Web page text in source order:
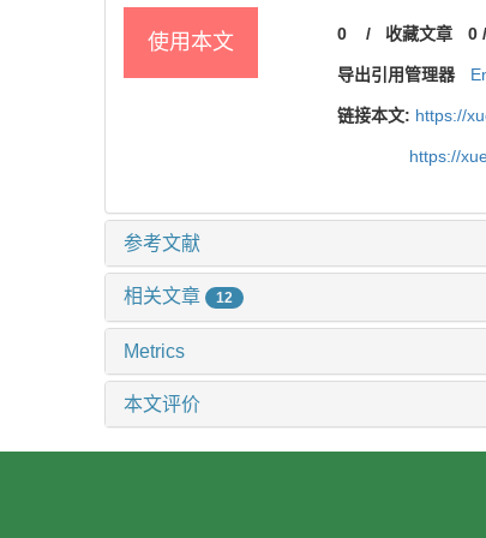
使用本文 0 / 收藏文章 0
导出引用管理器
链接本文: https://
https://
参考文献
相关文章 12
Metrics
本文评价